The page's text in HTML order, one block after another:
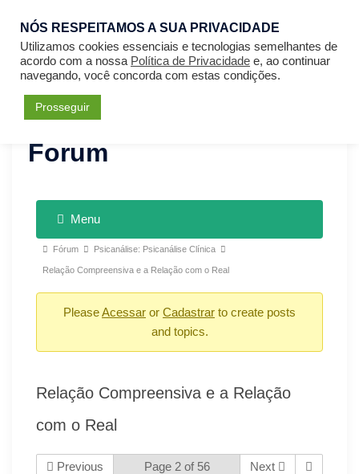
Entrar
Forum
Menu
Fórum Psicanálise: Psicanálise Clínica
Relação Compreensiva e a Relação com o Real
PleaseAcessar or Cadastrar to create posts
and topics.
Relação Compreensiva e a Relação
com o Real
Previous Page 2 of 56 Next
NÓS RESPEITAMOS A SUA PRIVACIDADE
Utilizamos cookies essenciais e tecnologias semelhantes de
acordo com a nossa Política de Privacidade e, ao continuar
navegando, você concorda com estas condições.
Prosseguir